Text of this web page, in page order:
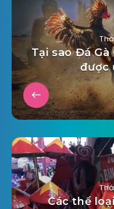
Tại sao Đá
được
Các thể